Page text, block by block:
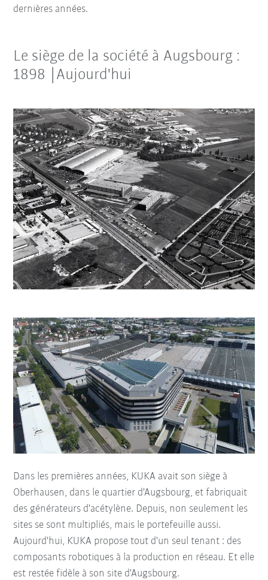
dernières années.
Le siège de la société à Augsbourg :
1898 |Aujourd'hui
Dans les premières années, KUKA avait son siège à
Oberhausen, dans le quartier d'Augsbourg, et fabriquait
des générateurs d'acétylène. Depuis, non seulement les
sites se sont multipliés, mais le portefeuille aussi.
Aujourd'hui, KUKA propose tout d'un seul tenant : des
composants robotiques à la production en réseau. Et elle
est restée fidèle à son site d'Augsbourg.